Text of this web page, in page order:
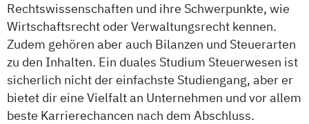
Elektrische Energietechnik
Elektrotechnik und Informationstechnik -
Elektronik
Elektrotechnik und Informationstechnik -
Energie- und Umwelttechnik
Informatik - Angewandte Informatik
Rechtswissenschaften und ihre Schwerpunkte, wie
Wirtschaftsrecht oder Verwaltungsrecht kennen.
Zudem gehören aber auch Bilanzen und Steuerarten
zu den Inhalten. Ein duales Studium Steuerwesen ist
sicherlich nicht der einfachste Studiengang, aber er
bietet dir eine Vielfalt an Unternehmen und vor allem
beste Karrierechancen nach dem Abschluss.